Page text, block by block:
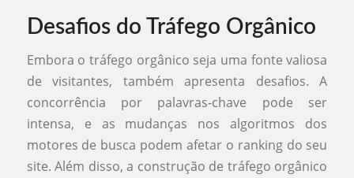
Desafios do Tráfego Orgânico
Embora o tráfego orgânico seja uma fonte valiosa
de visitantes, também apresenta desafios. A
concorrência por palavras-chave pode ser
intensa, e as mudanças nos algoritmos dos
motores de busca podem afetar o ranking do seu
site. Além disso, a construção de tráfego orgânico